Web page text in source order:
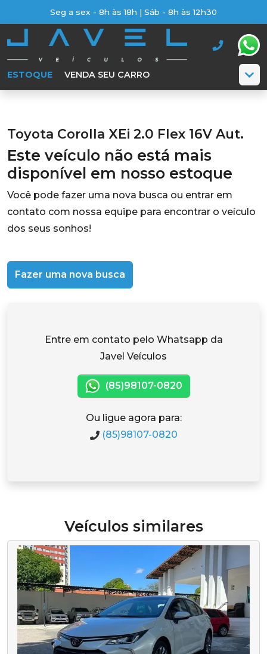
Seg a sex - 8h às 18h | Sáb - 8h às 12h30
ESTOQUE VENDA SEU CARRO
Toyota Corolla XEi 2.0 Flex 16V Aut.
Este veículo não está mais
disponível em nosso estoque
Você pode fazer uma nova busca ou entrar em
contato com nossa equipe para encontrar o veículo
dos seus sonhos!
Fazer uma nova busca
Entre em contato pelo Whatsapp da
Javel Veículos
(85)98107-0820
Ou ligue agora para:
(85)98107-0820
Veículos similares